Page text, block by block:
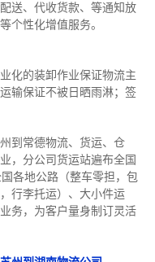
送、代收货款、等通知放
个性化增值服务。
化的装卸作业保证物流主
输保证不被日晒雨淋；签
到常德物流、货运、仓
，分公司货运站遍布全国
各地公路（整车零担，包
行李托运）、大小件运
务，为客户量身制订灵活